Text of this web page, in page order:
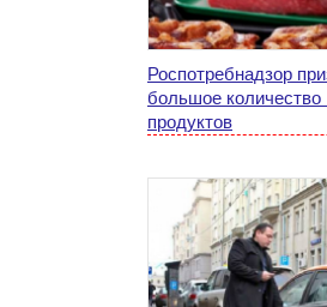
Роспотребнадзор
большое
продуктов